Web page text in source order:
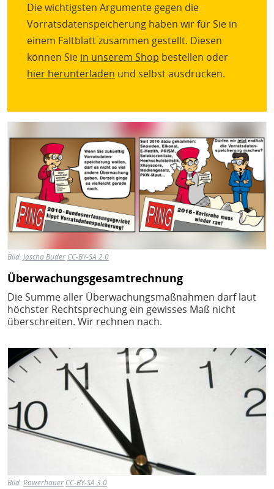
Die wichtigsten Argumente gegen die
Vorratsdatenspeicherung haben wir für Sie in
einem Faltblatt zusammen gestellt. Diesen
können Sie in unserem Shop bestellen oder
hier herunterladen und selbst ausdrucken.
Bild
Bild:Jascha Buder CC-BY-SA 2.0
Überwachungsgesamtrechnung
Die Summe aller Überwachungsmaßnahmen darf laut
höchster Rechtsprechung ein gewisses Maß nicht
überschreiten. Wir rechnen nach.
Bild
Bild:Powerhauer CC-BY-SA 3.0